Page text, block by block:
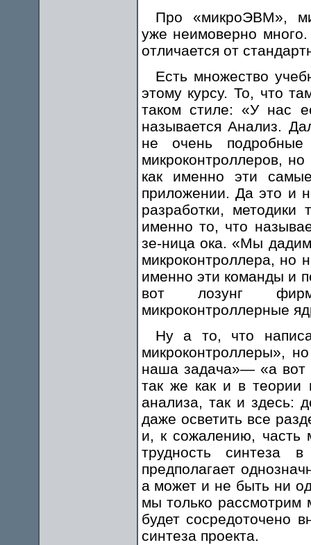
Про «микроЭВМ»,
уже неимоверно
отличается от
Есть множество
этому курсу. То, что
таком стиле: «У нас
называется Анализ.
не очень подробные
микроконтроллеров,
как именно эти
приложении. Да это и
разработки,
именно то, что
зе-ница ока. «Мы
микроконтроллера, но
именно эти команды и
вот лозунг
микроконтроллерные
Ну а то, что
микроконтроллеры»,
наша задача»— «а вот
так же как и в теории
анализа, так и здесь:
даже осветить все
и, к сожалению, часть
трудность синтеза
предполагает
а может и не быть ни
мы только рассмотрим
будет сосредоточено
синтеза проекта.